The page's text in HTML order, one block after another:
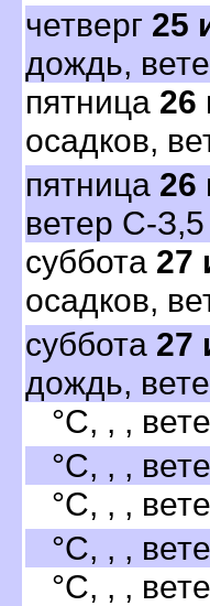
четвер 25
дождь,
пятница 26
осадков,
пятница 26
етер С-З,5
суббота 27
осадков,
суббота 27
дождь,
°C, , ,
°C, , ,
°C, , ,
°C, , ,
°C, , ,